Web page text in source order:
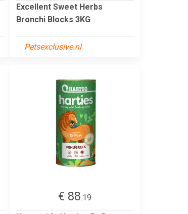
Excellent Sweet Herbs
Bronchi Blocks 3KG
Petsexclusive.nl
€ 88.19